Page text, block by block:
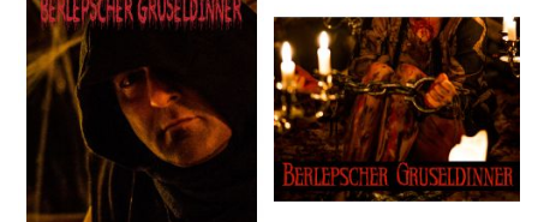
HINZUFÜGEN
HINZUFÜGEN